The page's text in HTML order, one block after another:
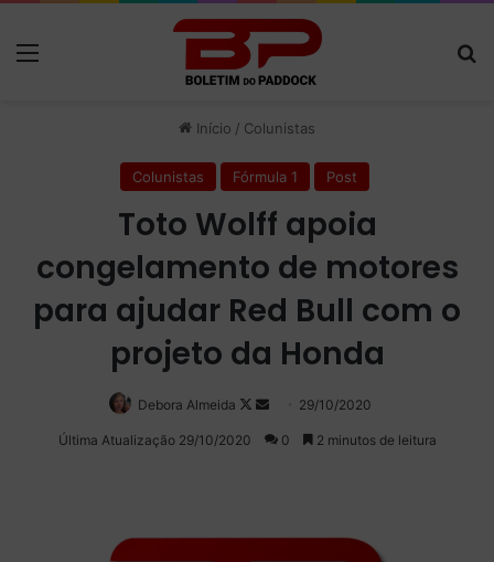
Início / Colunistas
Colunistas Fórmula 1 Post
Toto Wolff apoia
congelamento de motores
para ajudar Red Bull com o
projeto da Honda
Debora Almeida
Follow
on
Mande
um
29/10/2020
Última Atualização 29/10/2020 0 2 minutos de leitura